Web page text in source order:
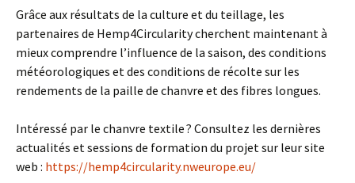
Grâce aux résultats de la culture et du teillage, les
partenaires de Hemp4Circularity cherchent maintenant à
mieux comprendre l’influence de la saison, des conditions
météorologiques et des conditions de récolte sur les
rendements de la paille de chanvre et des fibres longues.
Intéressé par le chanvre textile ? Consultez les dernières
actualités et sessions de formation du projet sur leur site
web : https://hemp4circularity.nweurope.eu/